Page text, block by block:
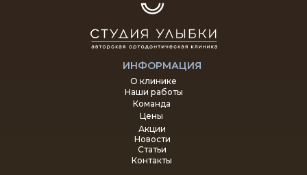
О клинике
Акции
Команда
Цены
ИНФОРМАЦИЯ
Наши работы
Контакты
Новости
Статьи